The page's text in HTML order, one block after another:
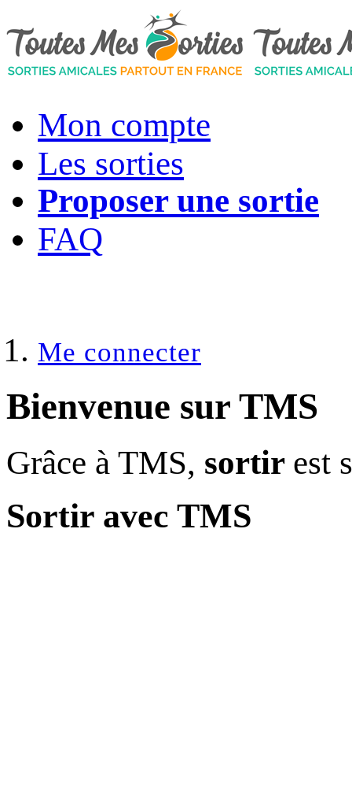
Mon compte
Les sorties
Proposer une sortie
FAQ
Me connecter
Bienvenue sur TMS
Grâce à TMS, sortir est
Sortir avec TMS